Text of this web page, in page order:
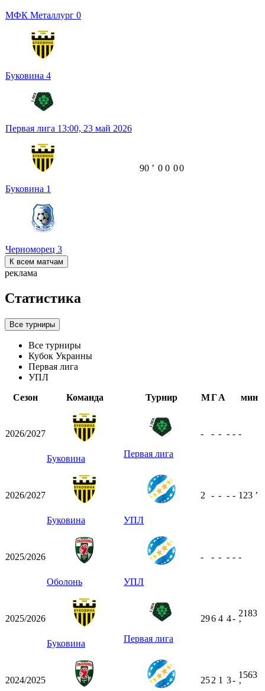
МФК Металлург 0
Буковина 4
Первая лига 13:00, 23 май 2026
Буковина 1
Черноморец 3
90 ʼ 0 0 00
К всем матчам
реклама
Статистика
Все турниры
Все турниры
Кубок Украины
Первая лига
УПЛ
Сезон
Команда Турнир МГА мин
2026/2027
Буковина Первая лига
- - - - - -
2026/2027
Буковина УПЛ
2 - - - - 123 ʼ
2025/2026
Оболонь УПЛ
- - - - - -
2025/2026
Буковина Первая лига
296 4 4-
2183
ʼ
2024/2025 252 1 3-
1563
ʼ